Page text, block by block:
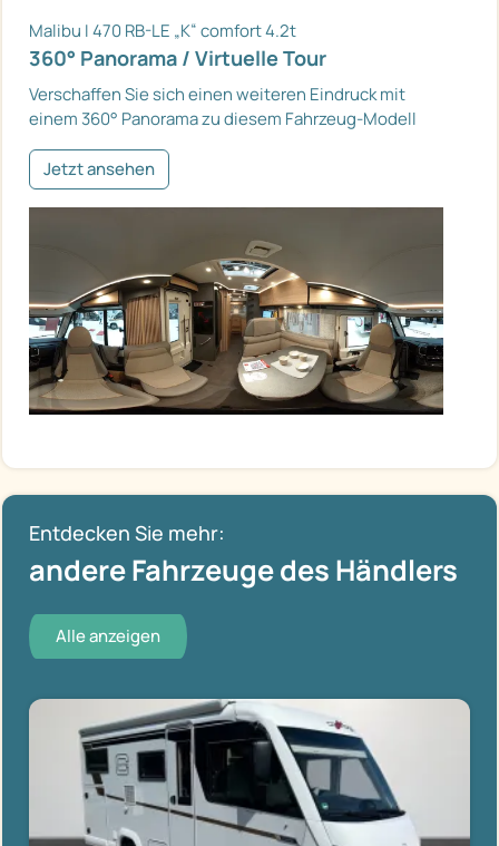
Malibu I 470 RB-LE „K“ comfort 4.2t
360° Panorama / Virtuelle Tour
Verschaffen Sie sich einen weiteren Eindruck mit
einem 360° Panorama zu diesem Fahrzeug-Modell
Jetzt ansehen
Entdecken Sie mehr:
andere Fahrzeuge des Händlers
Alle anzeigen